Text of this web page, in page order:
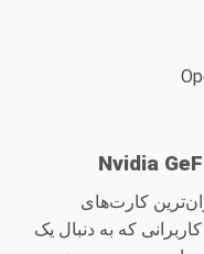
کارت‌های
که به دنبال یک